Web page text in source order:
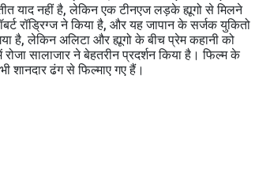
याद नहीं है, लेकिन एक टीनएज लड़के ह्यूगो से मिलने
रॉड्रिग्ज ने किया है, और यह जापान के सर्जक युकितो
है, लेकिन अलिटा और ह्यूगो के बीच प्रेम कहानी को
सालाजार ने बेहतरीन प्रदर्शन किया है। फिल्म के
शानदार ढंग से फिल्माए गए हैं।